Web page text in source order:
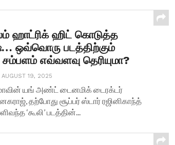
ஹாட்ரிக் ஹிட் கொடுத்த
ஒவ்வொரு படத்திற்கும்
எவ்வளவு தெரியுமா?
AUGUST 19, 2025
யங் அண்ட் டைனமிக் டைரக்டர்
தற்போது சூப்பர் ஸ்டார் ரஜினிகாந்த்
‘கூலி’ படத்தின்...